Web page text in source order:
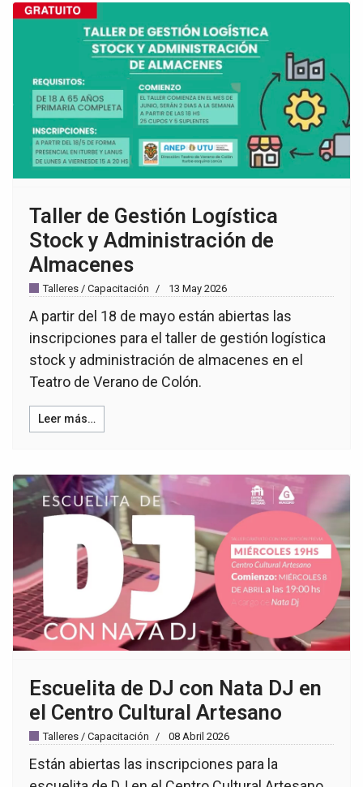
Taller de Gestión Logística
Stock y Administración de
Almacenes
Talleres / Capacitación 13 May 2026
A partir del 18 de mayo están abiertas las
inscripciones para el taller de gestión logística
stock y administración de almacenes en el
Teatro de Verano de Colón.
Leer más…
Escuelita de DJ con Nata DJ en
el Centro Cultural Artesano
Talleres / Capacitación 08 Abril 2026
Están abiertas las inscripciones para la